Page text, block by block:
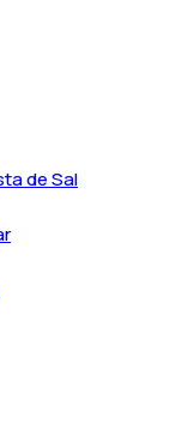
de Sal